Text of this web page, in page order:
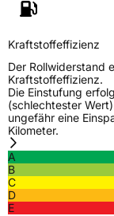
Kraftstoffeffizienz
Der Rollwiderstand
Kraftstoffeffizienz.
Die Einstufung
(schlechtester
ungefähr eine
Kilometer.
A
B
C
D
E